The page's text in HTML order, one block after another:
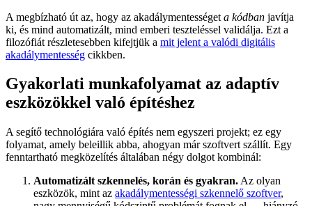
A megbízható út az, hogy az akadálymentességet a kódban javítja
ki, és mind automatizált, mind emberi teszteléssel validálja. Ezt a
filozófiát részletesebben kifejtjük a mit jelent a valódi digitális
akadálymentesség cikkben.
Gyakorlati munkafolyamat az adaptív
eszközökkel való építéshez
A segítő technológiára való építés nem egyszeri projekt; ez egy
folyamat, amely beleillik abba, ahogyan már szoftvert szállít. Egy
fenntartható megközelítés általában négy dolgot kombinál:
Automatizált szkennelés, korán és gyakran. Az olyan
eszközök, mint az akadálymentességi szkennelő szoftver,